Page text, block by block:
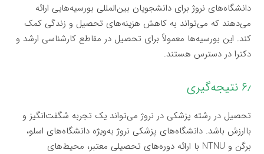
دانشگاه‌های نروژ برای دانشجویان بین‌المللی بورسیه‌هایی ارائه
می‌دهند که می‌تواند به کاهش هزینه‌های تحصیل و زندگی کمک
کند. این بورسیه‌ها معمولاً برای تحصیل در مقاطع کارشناسی ارشد و
دکترا در دسترس هستند.
۶٫ نتیجه‌گیری
تحصیل در رشته پزشکی در نروژ می‌تواند یک تجربه شگفت‌انگیز و
باارزش باشد. دانشگاه‌های پزشکی نروژ به‌ویژه دانشگاه‌های اسلو،
برگن و NTNU با ارائه دوره‌های تحصیلی معتبر، محیط‌های